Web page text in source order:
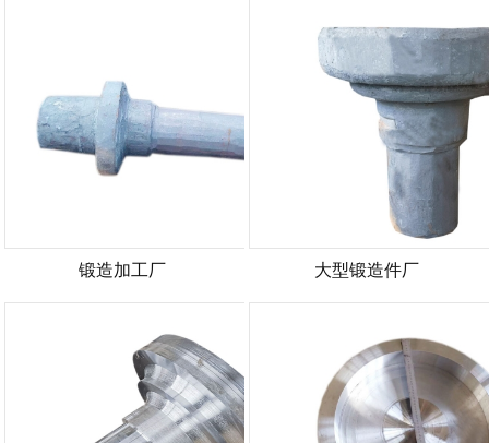
锻造加工厂 大型锻造件厂